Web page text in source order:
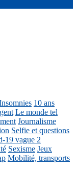
10 ans
Le monde tel
Journalisme
Selfie et questions
19 vague 2
Sexisme Jeux
Mobilité, transports